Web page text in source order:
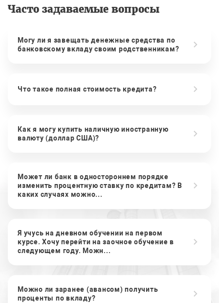
Часто задаваемые вопросы
Могу ли я завещать денежные средства по
банковскому вкладу своим родственникам?
Что такое полная стоимость кредита?
Как я могу купить наличную иностранную
валюту (доллар США)?
Может ли банк в одностороннем порядке
изменить процентную ставку по кредитам? В
каких случаях можно...
Я учусь на дневном обучении на первом
курсе. Хочу перейти на заочное обучение в
следующем году. Можн...
Можно ли заранее (авансом) получить
проценты по вкладу?